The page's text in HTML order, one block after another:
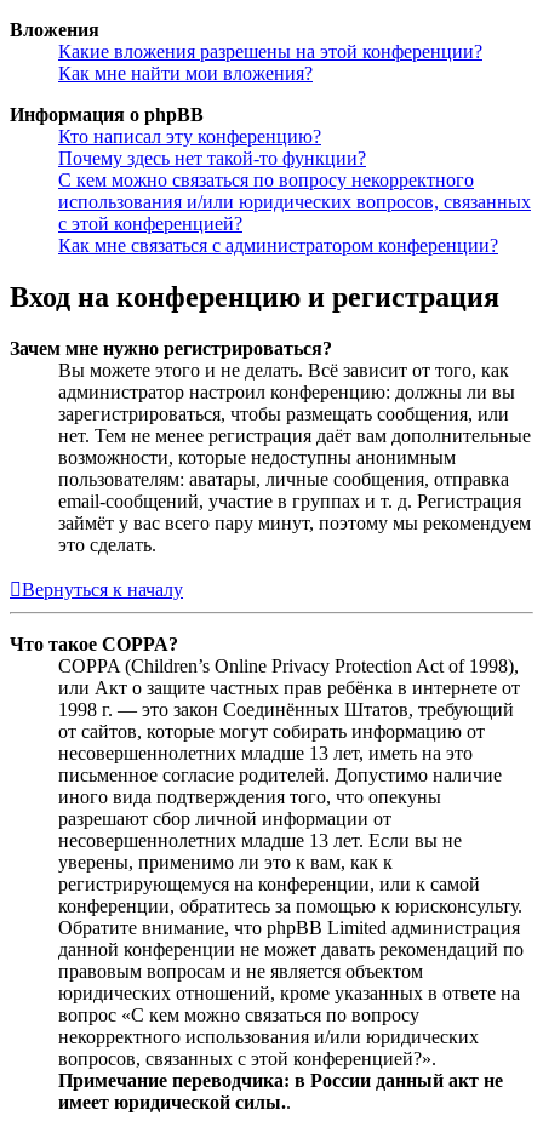
Вложения
Какие вложения разрешены на этой конференции?
Как мне найти мои вложения?
Информация о phpBB
Кто написал эту конференцию?
Почему здесь нет такой-то функции?
С кем можно связаться по вопросу некорректного
использования и/или юридических вопросов, связанных
с этой конференцией?
Как мне связаться с администратором конференции?
Вход на конференцию и регистрация
Зачем мне нужно регистрироваться?
Вы можете этого и не делать. Всё зависит от того, как
администратор настроил конференцию: должны ли вы
зарегистрироваться, чтобы размещать сообщения, или
нет. Тем не менее регистрация даёт вам дополнительные
возможности, которые недоступны анонимным
пользователям: аватары, личные сообщения, отправка
email-сообщений, участие в группах и т. д. Регистрация
займёт у вас всего пару минут, поэтому мы рекомендуем
это сделать.
Вернуться к началу
Что такое COPPA?
COPPA (Children’s Online Privacy Protection Act of 1998),
или Акт о защите частных прав ребёнка в интернете от
1998 г. — это закон Соединённых Штатов, требующий
от сайтов, которые могут собирать информацию от
несовершеннолетних младше 13 лет, иметь на это
письменное согласие родителей. Допустимо наличие
иного вида подтверждения того, что опекуны
разрешают сбор личной информации от
несовершеннолетних младше 13 лет. Если вы не
уверены, применимо ли это к вам, как к
регистрирующемуся на конференции, или к самой
конференции, обратитесь за помощью к юрисконсульту.
Обратите внимание, что phpBB Limited администрация
данной конференции не может давать рекомендаций по
правовым вопросам и не является объектом
юридических отношений, кроме указанных в ответе на
вопрос «С кем можно связаться по вопросу
некорректного использования и/или юридических
вопросов, связанных с этой конференцией?».
Примечание переводчика: в России данный акт не
имеет юридической силы..